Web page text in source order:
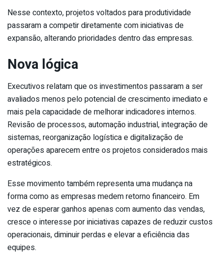
Nesse contexto, projetos voltados para produtividade
passaram a competir diretamente com iniciativas de
expansão, alterando prioridades dentro das empresas.
Nova lógica
Executivos relatam que os investimentos passaram a ser
avaliados menos pelo potencial de crescimento imediato e
mais pela capacidade de melhorar indicadores internos.
Revisão de processos, automação industrial, integração de
sistemas, reorganização logística e digitalização de
operações aparecem entre os projetos considerados mais
estratégicos.
Esse movimento também representa uma mudança na
forma como as empresas medem retorno financeiro. Em
vez de esperar ganhos apenas com aumento das vendas,
cresce o interesse por iniciativas capazes de reduzir custos
operacionais, diminuir perdas e elevar a eficiência das
equipes.